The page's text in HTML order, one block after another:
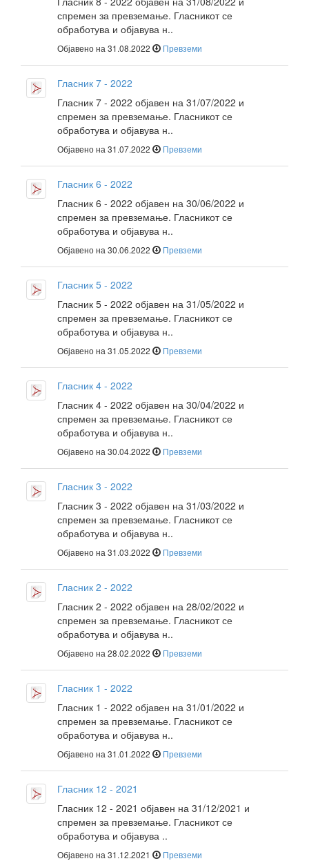
спремен за превземање. Гласникот се
обработува и објавува н..
Објавено на 31.08.2022 Превземи
Гласник 7 - 2022
Гласник 7 - 2022 објавен на 31/07/2022 и
спремен за превземање. Гласникот се
обработува и објавува н..
Објавено на 31.07.2022 Превземи
Гласник 6 - 2022
Гласник 6 - 2022 објавен на 30/06/2022 и
спремен за превземање. Гласникот се
обработува и објавува н..
Објавено на 30.06.2022 Превземи
Гласник 5 - 2022
Гласник 5 - 2022 објавен на 31/05/2022 и
спремен за превземање. Гласникот се
обработува и објавува н..
Објавено на 31.05.2022 Превземи
Гласник 4 - 2022
Гласник 4 - 2022 објавен на 30/04/2022 и
спремен за превземање. Гласникот се
обработува и објавува н..
Објавено на 30.04.2022 Превземи
Гласник 3 - 2022
Гласник 3 - 2022 објавен на 31/03/2022 и
спремен за превземање. Гласникот се
обработува и објавува н..
Објавено на 31.03.2022 Превземи
Гласник 2 - 2022
Гласник 2 - 2022 објавен на 28/02/2022 и
спремен за превземање. Гласникот се
обработува и објавува н..
Објавено на 28.02.2022 Превземи
Гласник 1 - 2022
Гласник 1 - 2022 објавен на 31/01/2022 и
спремен за превземање. Гласникот се
обработува и објавува н..
Објавено на 31.01.2022 Превземи
Гласник 12 - 2021
Гласник 12 - 2021 објавен на 31/12/2021 и
спремен за превземање. Гласникот се
обработува и објавува ..
Објавено на 31.12.2021 Превземи